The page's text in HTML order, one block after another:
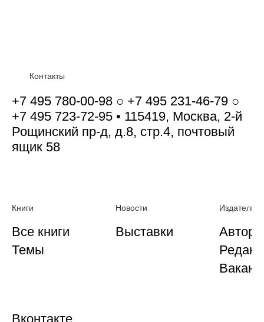
Контакты
+7 495 780-00-98 ○ +7 495 231-46-79 ○
+7 495 723-72-95 • 115419, Москва, 2-й
Рощинский пр-д, д.8, стр.4, почтовый
ящик 58
Книги
Все книги
Темы
Новости
Выставки
Вконтакте